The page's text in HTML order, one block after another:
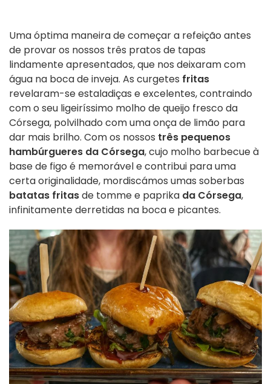
Uma óptima maneira de começar a refeição antes
de provar os nossos três pratos de tapas
lindamente apresentados, que nos deixaram com
água na boca de inveja. As curgetes fritas
revelaram-se estaladiças e excelentes, contraindo
com o seu ligeiríssimo molho de queijo fresco da
Córsega, polvilhado com uma onça de limão para
dar mais brilho. Com os nossos três pequenos
hambúrgueres da Córsega, cujo molho barbecue à
base de figo é memorável e contribui para uma
certa originalidade, mordiscámos umas soberbas
batatas fritasde tomme e paprika da Córsega,
infinitamente derretidas na boca e picantes.